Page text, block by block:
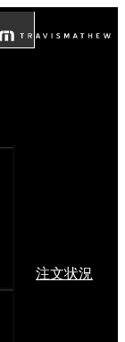
注文状況